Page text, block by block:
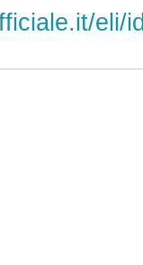
eli/